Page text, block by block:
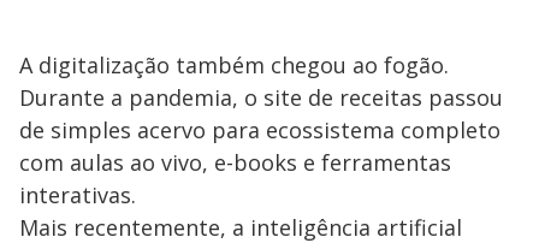
A digitalização também chegou ao fogão.
Durante a pandemia, o site de receitas passou
de simples acervo para ecossistema completo
com aulas ao vivo, e-books e ferramentas
interativas.
Mais recentemente, a inteligência artificial